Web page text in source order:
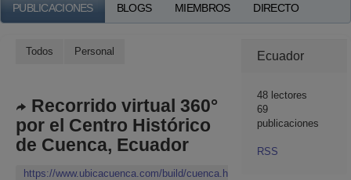
PUBLICACIONES BLOGS MIEMBROS DIRECTO
Todos Personal
Recorrido virtual 360°
por el Centro Histórico
de Cuenca, Ecuador
https://www.ubicacuenca.com/build/cuenca.html
Ecuador
48lectores
69
publicaciones
RSS